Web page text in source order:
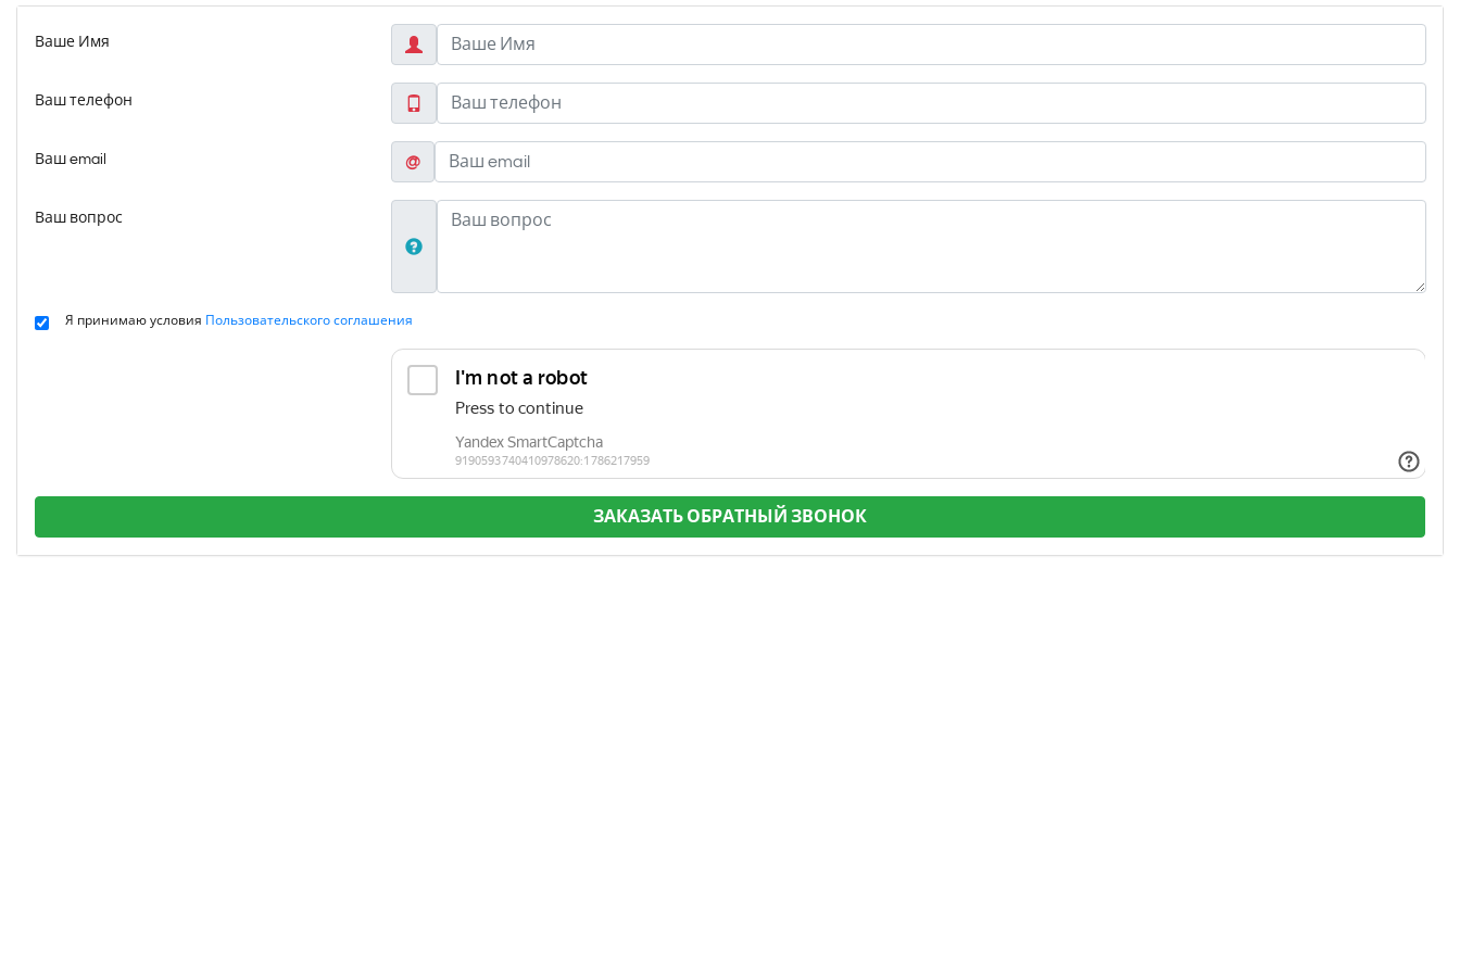
Ваше Имя
Ваш телефон
Ваш email @
Ваш вопрос
Я принимаю условия Пользовательского соглашения